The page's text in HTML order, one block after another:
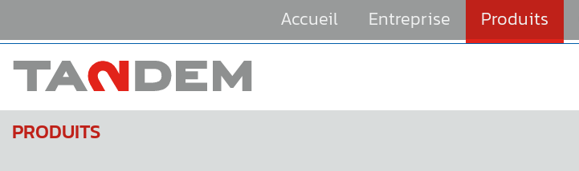
Accueil Entreprise Produits
PRODUITS